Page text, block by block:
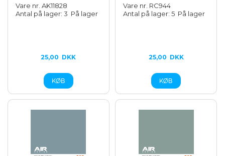
Vare nr. AK11828
Antal på lager: 3 På lager
25,00 DKK
Vare nr. RC944
Antal på lager: 5 På lager
25,00 DKK